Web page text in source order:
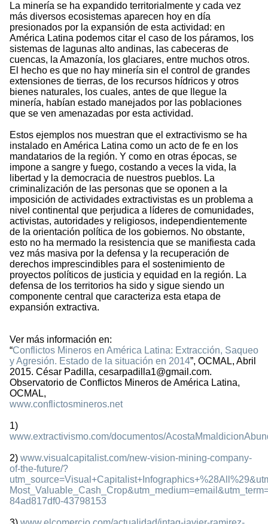
La minería se ha expandido territorialmente y cada vez
más diversos ecosistemas aparecen hoy en día
presionados por la expansión de esta actividad: en
América Latina podemos citar el caso de los páramos, los
sistemas de lagunas alto andinas, las cabeceras de
cuencas, la Amazonía, los glaciares, entre muchos otros.
El hecho es que no hay minería sin el control de grandes
extensiones de tierras, de los recursos hídricos y otros
bienes naturales, los cuales, antes de que llegue la
minería, habían estado manejados por las poblaciones
que se ven amenazadas por esta actividad.
Estos ejemplos nos muestran que el extractivismo se ha
instalado en América Latina como un acto de fe en los
mandatarios de la región. Y como en otras épocas, se
impone a sangre y fuego, costando a veces la vida, la
libertad y la democracia de nuestros pueblos. La
criminalización de las personas que se oponen a la
imposición de actividades extractivistas es un problema a
nivel continental que perjudica a líderes de comunidades,
activistas, autoridades y religiosos, independientemente
de la orientación política de los gobiernos. No obstante,
esto no ha mermado la resistencia que se manifiesta cada
vez más masiva por la defensa y la recuperación de
derechos imprescindibles para el sostenimiento de
proyectos políticos de justicia y equidad en la región. La
defensa de los territorios ha sido y sigue siendo un
componente central que caracteriza esta etapa de
expansión extractiva.
Ver más información en:
“Conflictos Mineros en América Latina: Extracción, Saqueo
y Agresión. Estado de la situación en 2014”, OCMAL, Abril
2015. César Padilla, cesarpadilla1@gmail.com.
Observatorio de Conflictos Mineros de América Latina,
OCMAL,
www.conflictosmineros.net
1)
www.extractivismo.com/documentos/
2) www.visualcapitalist.com/new-vision-mining-company-
of-the-future/?
84ad817df0-43798153